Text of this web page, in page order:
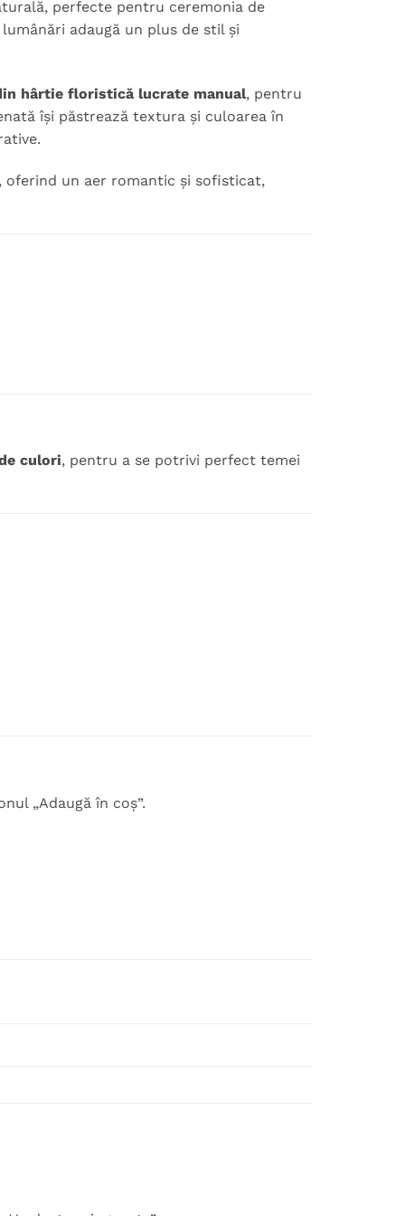
perfecte pentru ceremonia de
adaugă un plus de stil și
hârtie floristică lucrate manual, pentru
își păstrează textura și culoarea în
oferind un aer romantic și sofisticat,
culori, pentru a se potrivi perfect temei
„Adaugă în coș”.